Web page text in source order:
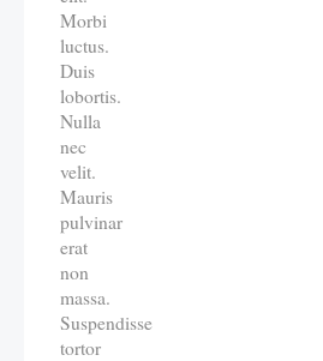
Morbi
luctus.
Duis
lobortis.
Nulla
nec
velit.
Mauris
pulvinar
erat
non
massa.
Suspendisse
tortor